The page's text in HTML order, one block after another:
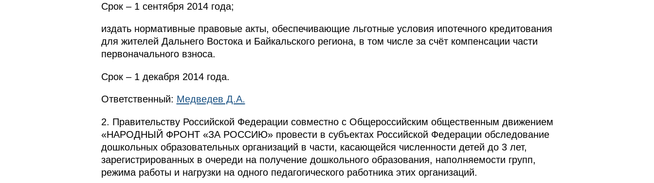
Срок – 1 сентября 2014 года;
издать нормативные правовые акты, обеспечивающие льготные условия ипотечного кредитования
для жителей Дальнего Востока и Байкальского региона, в том числе за счёт компенсации части
первоначального взноса.
Срок – 1 декабря 2014 года.
Ответственный: Медведев Д.А.
2. Правительству Российской Федерации совместно с Общероссийским общественным движением
«НАРОДНЫЙ ФРОНТ «ЗА РОССИЮ» провести в субъектах Российской Федерации обследование
дошкольных образовательных организаций в части, касающейся численности детей до 3 лет,
зарегистрированных в очереди на получение дошкольного образования, наполняемости групп,
режима работы и нагрузки на одного педагогического работника этих организаций.